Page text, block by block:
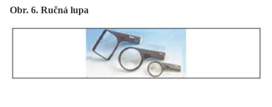
Obr. 6. Ručná lupa